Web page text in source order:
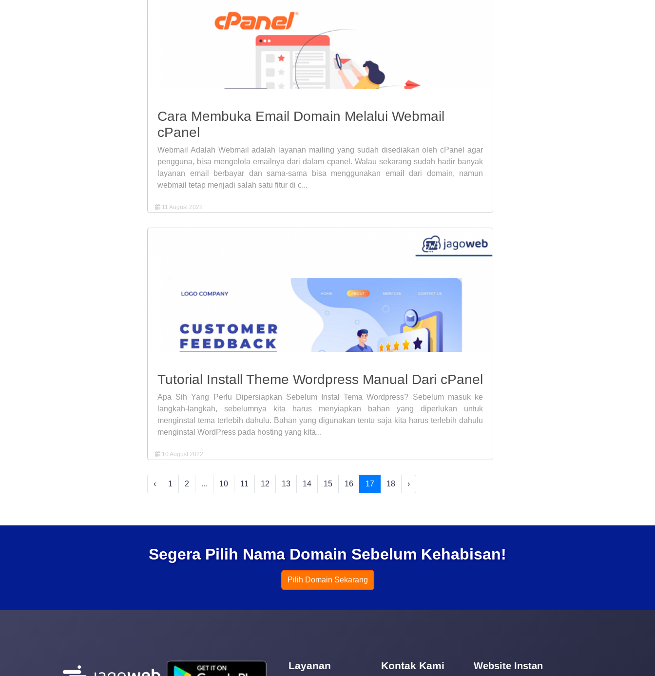
Cara Membuka Email Domain Melalui Webmail
cPanel
Webmail Adalah Webmail adalah layanan mailing yang sudah disediakan oleh cPanel agar
pengguna, bisa mengelola emailnya dari dalam cpanel. Walau sekarang sudah hadir banyak
layanan email berbayar dan sama-sama bisa menggunakan email dari domain, namun
webmail tetap menjadi salah satu fitur di c...
11 August 2022
Tutorial Install Theme Wordpress Manual Dari cPanel
Apa Sih Yang Perlu Dipersiapkan Sebelum Instal Tema Wordpress? Sebelum masuk ke
langkah-langkah, sebelumnya kita harus menyiapkan bahan yang diperlukan untuk
menginstal tema terlebih dahulu. Bahan yang digunakan tentu saja kita harus terlebih dahulu
menginstal WordPress pada hosting yang kita...
10 August 2022
‹ 1 2 ... 10 11 12 13 14 15 16 17 18 ›
Segera Pilih Nama Domain Sebelum Kehabisan!
Pilih Domain Sekarang
Layanan Kontak Kami Website Instan